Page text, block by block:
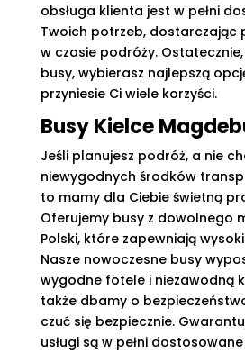
obsługa klienta jest w pełni
Twoich potrzeb, dostarczając
w czasie podróży.
busy, wybierasz najlepszą
przyniesie Ci wiele korzyści.
Busy Kielce
Jeśli planujesz podróż, a nie
niewygodnych środków
to mamy dla Ciebie świetną
Oferujemy busy z dowolnego
Polski, które zapewniają
Nasze nowoczesne busy
wygodne fotele i niezawodną
także dbamy o
czuć się bezpiecznie.
usługi są w pełni